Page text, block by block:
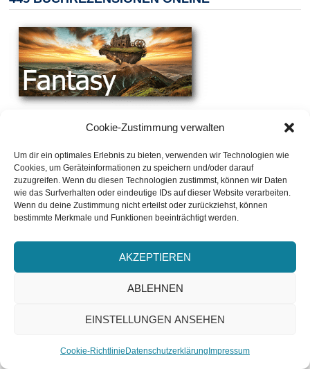
Cookie-Zustimmung verwalten
Um dir ein optimales Erlebnis zu bieten, verwenden wir Technologien wie
Cookies, um Geräteinformationen zu speichern und/oder darauf
zuzugreifen. Wenn du diesen Technologien zustimmst, können wir Daten
wie das Surfverhalten oder eindeutige IDs auf dieser Website verarbeiten.
Wenn du deine Zustimmung nicht erteilst oder zurückziehst, können
bestimmte Merkmale und Funktionen beeinträchtigt werden.
AKZEPTIEREN
ABLEHNEN
EINSTELLUNGEN ANSEHEN
Cookie-Richtlinie Datenschutzerklärung Impressum